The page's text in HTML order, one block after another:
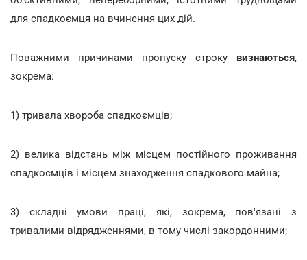
для спадкоємця на вчинення цих дій.
Поважними причинами пропуску строку визнаються,
зокрема:
1) тривала хвороба спадкоємців;
2) велика відстань між місцем постійного проживання
спадкоємців і місцем знаходження спадкового майна;
3) складні умови праці, які, зокрема, пов'язані з
тривалими відрядженнями, в тому числі закордонними;